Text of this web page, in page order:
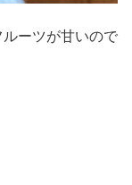
ーツが甘いので